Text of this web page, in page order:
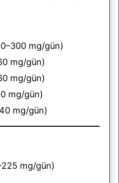
mg/gün)
mg/gün)
mg/gün)
mg/gün)
mg/gün)
mg/gün)